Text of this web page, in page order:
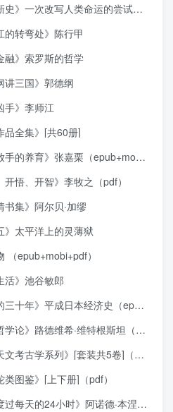
《人类新史》一次改写人类命运的尝试（epub+mobi+azw3+pdf）
一次改写人类命运的尝试（epub+mobi+azw3+pdf）
的转弯处》陈行甲
融》索罗斯的哲学
讲三国》郭德纲
手》李师江
品全集》[共60册]
的养育》张嘉栗（epub+mobi+azw3+pdf）
开悟、开智》李牧之（pdf）
书集》阿尔贝·加缪
》太平洋上的灵薄狱
（epub+mobi+pdf）
活》池谷敏郎
年》平成日本经济史（epub+mobi+azw3+pdf）
》路德维希·维特根斯坦（epub+mobi+azw3+pdf）
古学系列》[套装共5卷]（epub+mobi+azw3+pdf）
类图鉴》[上下册]（pdf）
天的24小时》阿诺德·本涅特（epub+mobi+azw3+pdf）